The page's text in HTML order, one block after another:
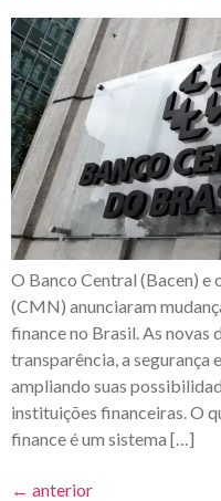
O Banco Central (Bacen)
(CMN) anunciaram
finance no Brasil. As
transparência, a segurança
ampliando suas
instituições financeiras. O
finance é um sistema […]
← anterior